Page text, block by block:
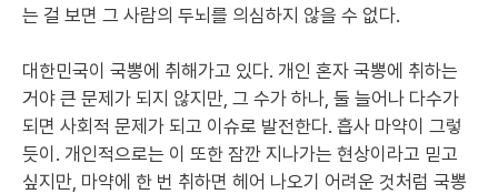
는 걸 보면 그 사람의 두뇌를 의심하지 않을 수 없다.
대한민국이 국뽕에 취해가고 있다. 개인 혼자 국뽕에 취하는
거야 큰 문제가 되지 않지만, 그 수가 하나, 둘 늘어나 다수가
되면 사회적 문제가 되고 이슈로 발전한다. 흡사 마약이 그렇
듯이. 개인적으로는 이 또한 잠깐 지나가는 현상이라고 믿고
싶지만, 마약에 한 번 취하면 헤어 나오기 어려운 것처럼 국뽕